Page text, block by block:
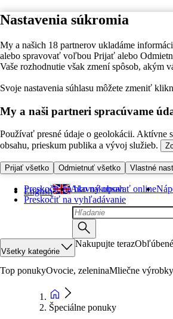
Nastavenia súkromia
My a našich 18 partnerov ukladáme
alebo spravovať voľbou Prijať alebo
Vaše rozhodnutie však zmení spôsob, akým
Svoje nastavenia súhlasu môžete zmeniť
My a naši partneri spracúvame
Používať presné údaje o geolokácii. Aktívne
obsahu, prieskum publika a vývoj služieb.
Prijať všetko Odmietnuť všetko Vlastné
Preskočiť na hlavný obsah
Preskočiť na vyhľadávanie
English Ako nakupovať online
Všetky kategórie
Nakupujte terazObľúbené
Top ponukyOvocie, zeleninaMliečne
Špeciálne ponuky